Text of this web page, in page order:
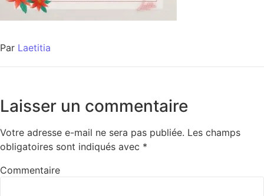
Par Laetitia
Laisser un commentaire
Votre adresse e-mail ne sera pas publiée. Les champs
obligatoires sont indiqués avec *
Commentaire